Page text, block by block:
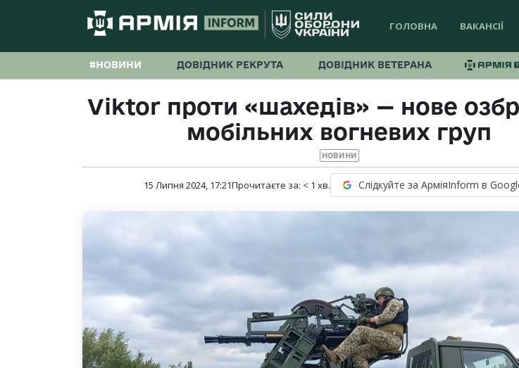
ГОЛОВНА ВАКАНСІЇ
#НОВИНИ ДОВІДНИК РЕКРУТА ДОВІДНИК ВЕТЕРАНА
Viktor проти «шахедів» — нове
мобільних вогневих груп
НОВИНИ
15 Липня 2024, 17:21Прочитаєте за: < 1 хв. Слідкуйте за АрміяInform в